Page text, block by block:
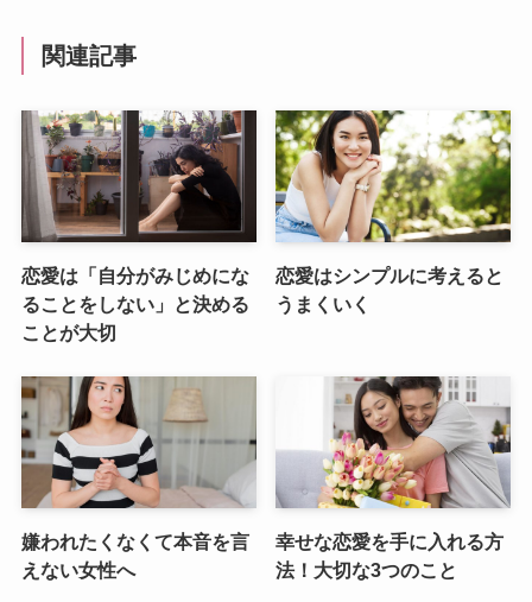
関連記事
恋愛は「自分がみじめにな
ることをしない」と決める
ことが大切
恋愛はシンプルに考えると
うまくいく
嫌われたくなくて本音を言
えない女性へ
幸せな恋愛を手に入れる方
法！大切な3つのこと